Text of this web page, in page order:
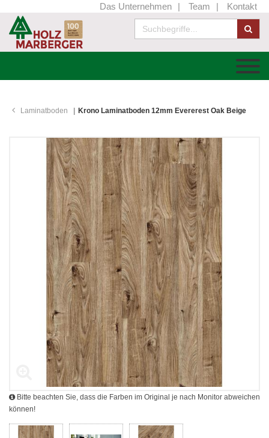
Das Unternehmen Team Kontakt
Laminatboden Krono Laminatboden 12mm Evererest Oak Beige
Bitte beachten Sie, dass die Farben im Original je nach Monitor abweichen
können!